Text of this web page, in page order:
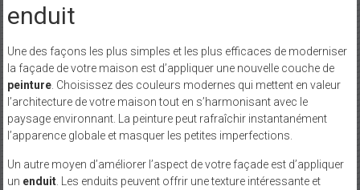
enduit
Une des façons les plus simples et les plus efficaces de moderniser
la façade de votre maison est d’appliquer une nouvelle couche de
peinture. Choisissez des couleurs modernes qui mettent en valeur
l’architecture de votre maison tout en s’harmonisant avec le
paysage environnant. La peinture peut rafraîchir instantanément
l’apparence globale et masquer les petites imperfections.
Un autre moyen d’améliorer l’aspect de votre façade est d’appliquer
un enduit. Les enduits peuvent offrir une texture intéressante et